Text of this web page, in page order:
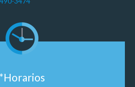
*Horarios